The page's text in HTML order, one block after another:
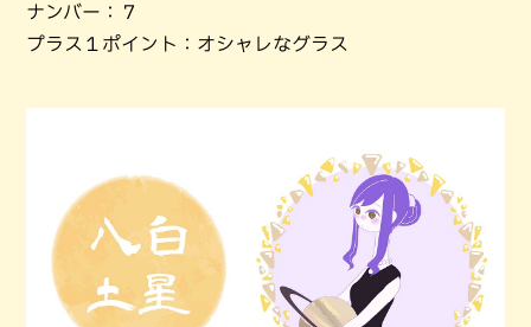
ナンバー：７
プラス１ポイント：オシャレなグラス